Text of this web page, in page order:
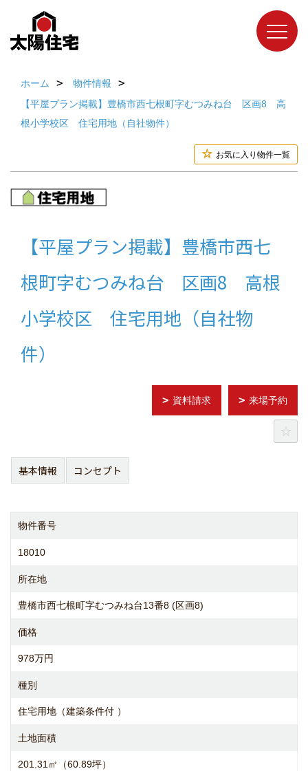
ホーム
物件情報
【平屋プラン掲載】豊橋市西七根町字むつみね台 区画8 高
根小学校区 住宅用地（自社物件）
お気に入り物件一覧
【平屋プラン掲載】豊橋市西七
根町字むつみね台 区画8 高根
小学校区 住宅用地（自社物
件）
資料請求 来場予約
基本情報 コンセプト
物件番号
18010
所在地
豊橋市西七根町字むつみね台13番8 (区画8)
価格
978万円
種別
住宅用地（建築条件付 ）
土地面積
201.31㎡（60.89坪）